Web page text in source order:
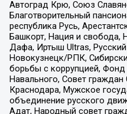
Автоград Крю, Союз
Благотворительный
республика Русь,
Башкорт, Нация и свобода,
Дафа, Иртыш Ultras,
Новокузнецк/РПК,
борьбы с коррупцией,
Навального, Совет
Краснодара, Мужское
объединение русского
Адат, Народный совет